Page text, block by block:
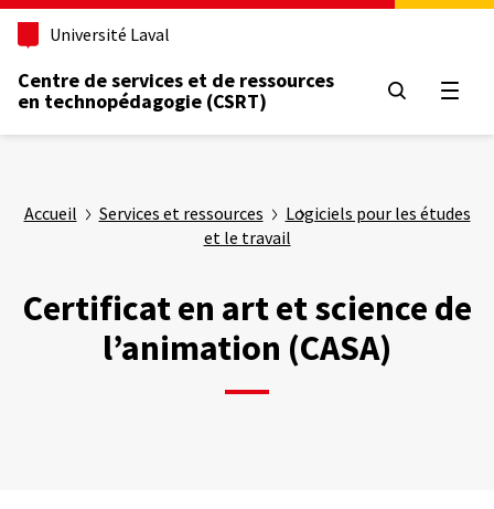
Aller
principal
Université Laval
Centre de services et de ressources
en technopédagogie (CSRT)
Accueil Services et ressources
Logiciels pour les études
et le travail
Certificat en art et science de
l’animation (CASA)